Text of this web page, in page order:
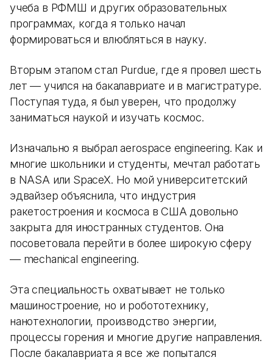
учеба в РФМШ и других образовательных
программах, когда я только начал
формироваться и влюбляться в науку.
Вторым этапом стал Purdue, где я провел шесть
лет — учился на бакалавриате и в магистратуре.
Поступая туда, я был уверен, что продолжу
заниматься наукой и изучать космос.
Изначально я выбрал aerospace engineering. Как и
многие школьники и студенты, мечтал работать
в NASA или SpaceX. Но мой университетский
эдвайзер объяснила, что индустрия
ракетостроения и космоса в США довольно
закрыта для иностранных студентов. Она
посоветовала перейти в более широкую сферу
— mechanical engineering.
Эта специальность охватывает не только
машиностроение, но и робототехнику,
нанотехнологии, производство энергии,
процессы горения и многие другие направления.
После бакалавриата я все же попытался